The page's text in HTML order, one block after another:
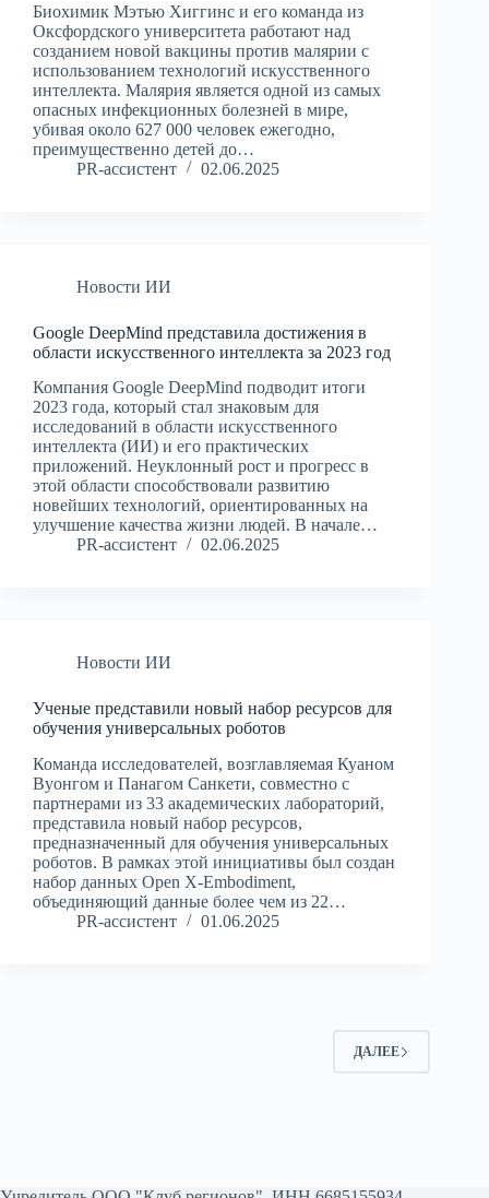
Биохимик Мэтью Хиггинс и его команда из
Оксфордского университета работают над
созданием новой вакцины против малярии с
использованием технологий искусственного
интеллекта. Малярия является одной из самых
опасных инфекционных болезней в мире,
убивая около 627 000 человек ежегодно,
преимущественно детей до…
PR-ассистент
02.06.2025
Новости ИИ
Google DeepMind представила достижения в
области искусственного интеллекта за 2023 год
Компания Google DeepMind подводит итоги
2023 года, который стал знаковым для
исследований в области искусственного
интеллекта (ИИ) и его практических
приложений. Неуклонный рост и прогресс в
этой области способствовали развитию
новейших технологий, ориентированных на
улучшение качества жизни людей. В начале…
PR-ассистент
02.06.2025
Новости ИИ
Ученые представили новый набор ресурсов для
обучения универсальных роботов
Команда исследователей, возглавляемая Куаном
Вуонгом и Панагом Санкети, совместно с
партнерами из 33 академических лабораторий,
представила новый набор ресурсов,
предназначенный для обучения универсальных
роботов. В рамках этой инициативы был создан
набор данных Open X-Embodiment,
объединяющий данные более чем из 22…
PR-ассистент
01.06.2025
ДАЛЕЕ